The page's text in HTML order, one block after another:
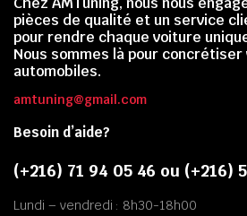
pièces de qualité et un service
pour rendre chaque voiture
Nous sommes là pour concrétiser
automobiles.
amtuning@gmail.com
Besoin d’aide?
(+216) 71 94 05 46 ou (+216)
Lundi – vendredi : 8h30-18h00